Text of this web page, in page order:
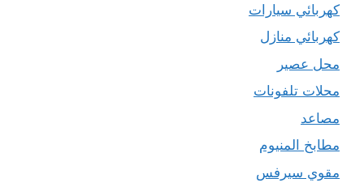
كهربائي سيارات
كهربائي منازل
محل عصير
محلات تلفونات
مصاعد
مطابخ المنيوم
مقوي سيرفس